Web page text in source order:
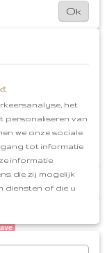
Ok
het
personaliseren van
we onze sociale
tot informatie
informatie
die zij mogelijk
diensten of die u